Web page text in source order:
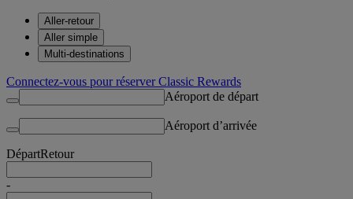
Aller-retour
Aller simple
Multi-destinations
Connectez-vous pour réserver Classic Rewards
Aéroport de départ
Aéroport d’arrivée
DépartRetour
-